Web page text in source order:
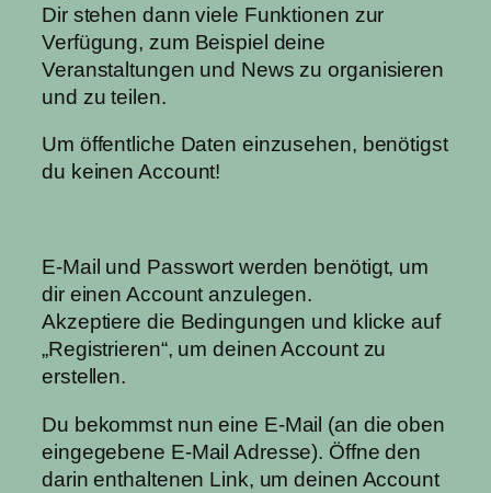
Dir stehen dann viele Funktionen zur
Verfügung, zum Beispiel deine
Veranstaltungen und News zu organisieren
und zu teilen.
Um öffentliche Daten einzusehen, benötigst
du keinen Account!
E-Mail und Passwort werden benötigt, um
dir einen Account anzulegen.
Akzeptiere die Bedingungen und klicke auf
„Registrieren“, um deinen Account zu
erstellen.
Du bekommst nun eine E-Mail (an die oben
eingegebene E-Mail Adresse). Öffne den
darin enthaltenen Link, um deinen Account